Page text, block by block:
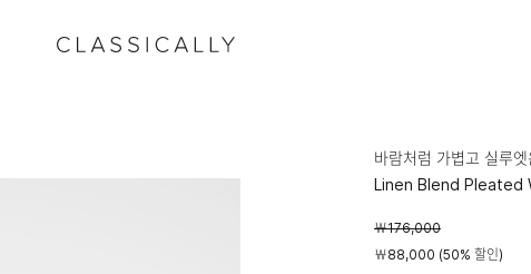
바람처럼 가볍고 실루
Linen Blend Pleated
￦176,000
￦88,000 (50% 할인)